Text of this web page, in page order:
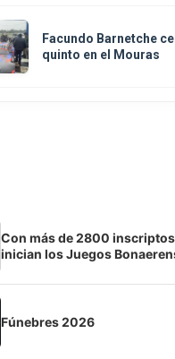
Facundo Barnetche
quinto en el Mouras
Con más de 2800
inician los Juegos
Fúnebres 2026